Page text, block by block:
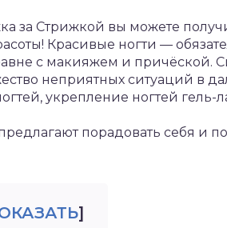
за Стрижкой вы можете
Красивые ногти —
с макияжем и причёской.
неприятных ситуаций в
укрепление ногтей гель-
порадовать себя и
]